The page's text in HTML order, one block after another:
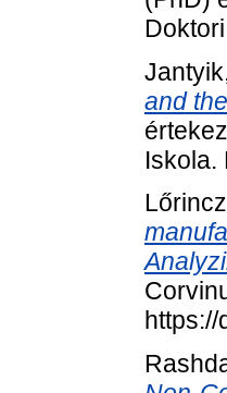
and
Iskola.